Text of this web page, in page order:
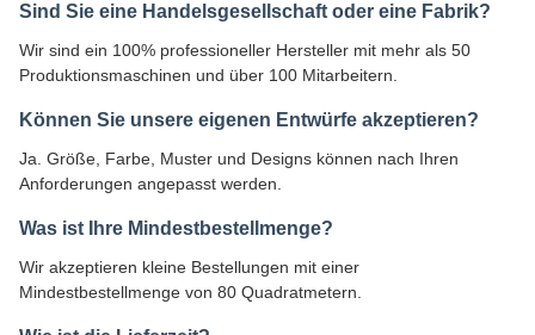
Sind Sie eine Handelsgesellschaft oder eine Fabrik?
Wir sind ein 100% professioneller Hersteller mit mehr als 50
Produktionsmaschinen und über 100 Mitarbeitern.
Können Sie unsere eigenen Entwürfe akzeptieren?
Ja. Größe, Farbe, Muster und Designs können nach Ihren
Anforderungen angepasst werden.
Was ist Ihre Mindestbestellmenge?
Wir akzeptieren kleine Bestellungen mit einer
Mindestbestellmenge von 80 Quadratmetern.